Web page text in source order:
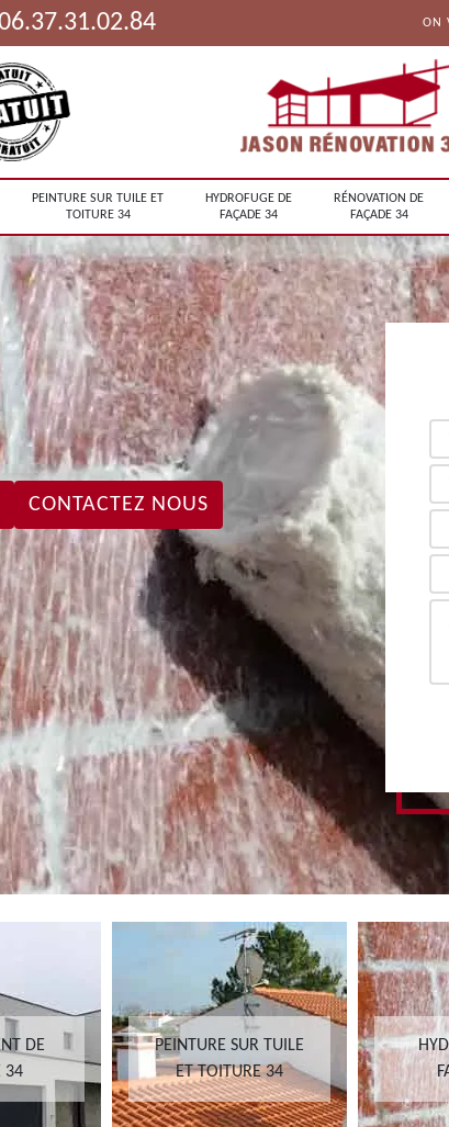
ON
PEINTURE SUR TUILE ET
TOITURE 34
HYDROFUGE DE
FAÇADE 34
RÉNOVATION DE
FAÇADE 34
CONTACTEZ NOUS
DE
34
PEINTURE SUR TUILE
ET TOITURE 34